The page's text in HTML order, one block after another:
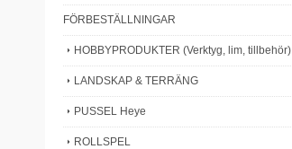
FÖRBESTÄLLNINGAR
HOBBYPRODUKTER (Verktyg, lim, tillbehör)
LANDSKAP & TERRÄNG
PUSSEL Heye
ROLLSPEL